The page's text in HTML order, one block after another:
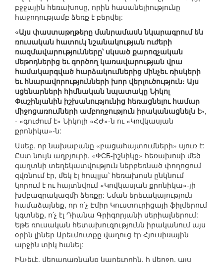
բջջային հեռախոսը, որին հասանելիությունը
հաջողությամբ ձեռք է բերվել:
«Այս փաստաթղթերը մանրամասն նկարագրում են
ռուսական հատուկ նշանակության ուժերի
ռազմավարությունները՝ սկսած քարոզչական
մեթոդներից եւ գործող կառավարության վրա
համակարգված հարձակումներից մինչեւ ռիսկերի
եւ հնարավորությունների խոր վերլուծություն: Այս
սցենարների հիմնական նպատակը Նիկոլ
Փաշինյանին իշխանությունից հեռացնելու համար
միջոցառումների ամբողջություն իրականացնելն է»,
- «գուժում է» Նիկոլի «ՀԺ»-ն ու «Կովկասյան
քրոնիկա»-ն:
Ասեք, որ նախաբանը «բացահայտումների» սյուռ է:
Ըստ նույն աղբյուրի, «ФСБ-իշնիկը» հեռախոսի մեծ
գաղտնի տեղեկատվություն ներբեռնած փողոցում
զվռնում էր, մեկ էլ հոպլյա՝ հեռախոսն ընկնում
կորում է ու հայտնվում «Կովկասյան քրոնիկա»-յի
խմբագրակազմի ձեռքը: Նման երեւակայություն
համաձայնեք, որ ո՛չ Էմիր Կուստուրիցայի ֆիլմերում
կգտնեք, ո՛չ էլ Դիանա Գրիգորյանի սերիալներում:
Եթե ռուսական հետախուզությունն իրականում այս
օրին լիներ Արեւմուտքը վաղուց էր Հյուսիսային
արջին տիկ հանել:
Ինչեւէ, վերադառնանք կարեւորին. ի վերջո, այս